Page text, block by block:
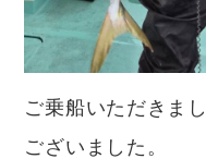
ご乗船いただきま
ございました。